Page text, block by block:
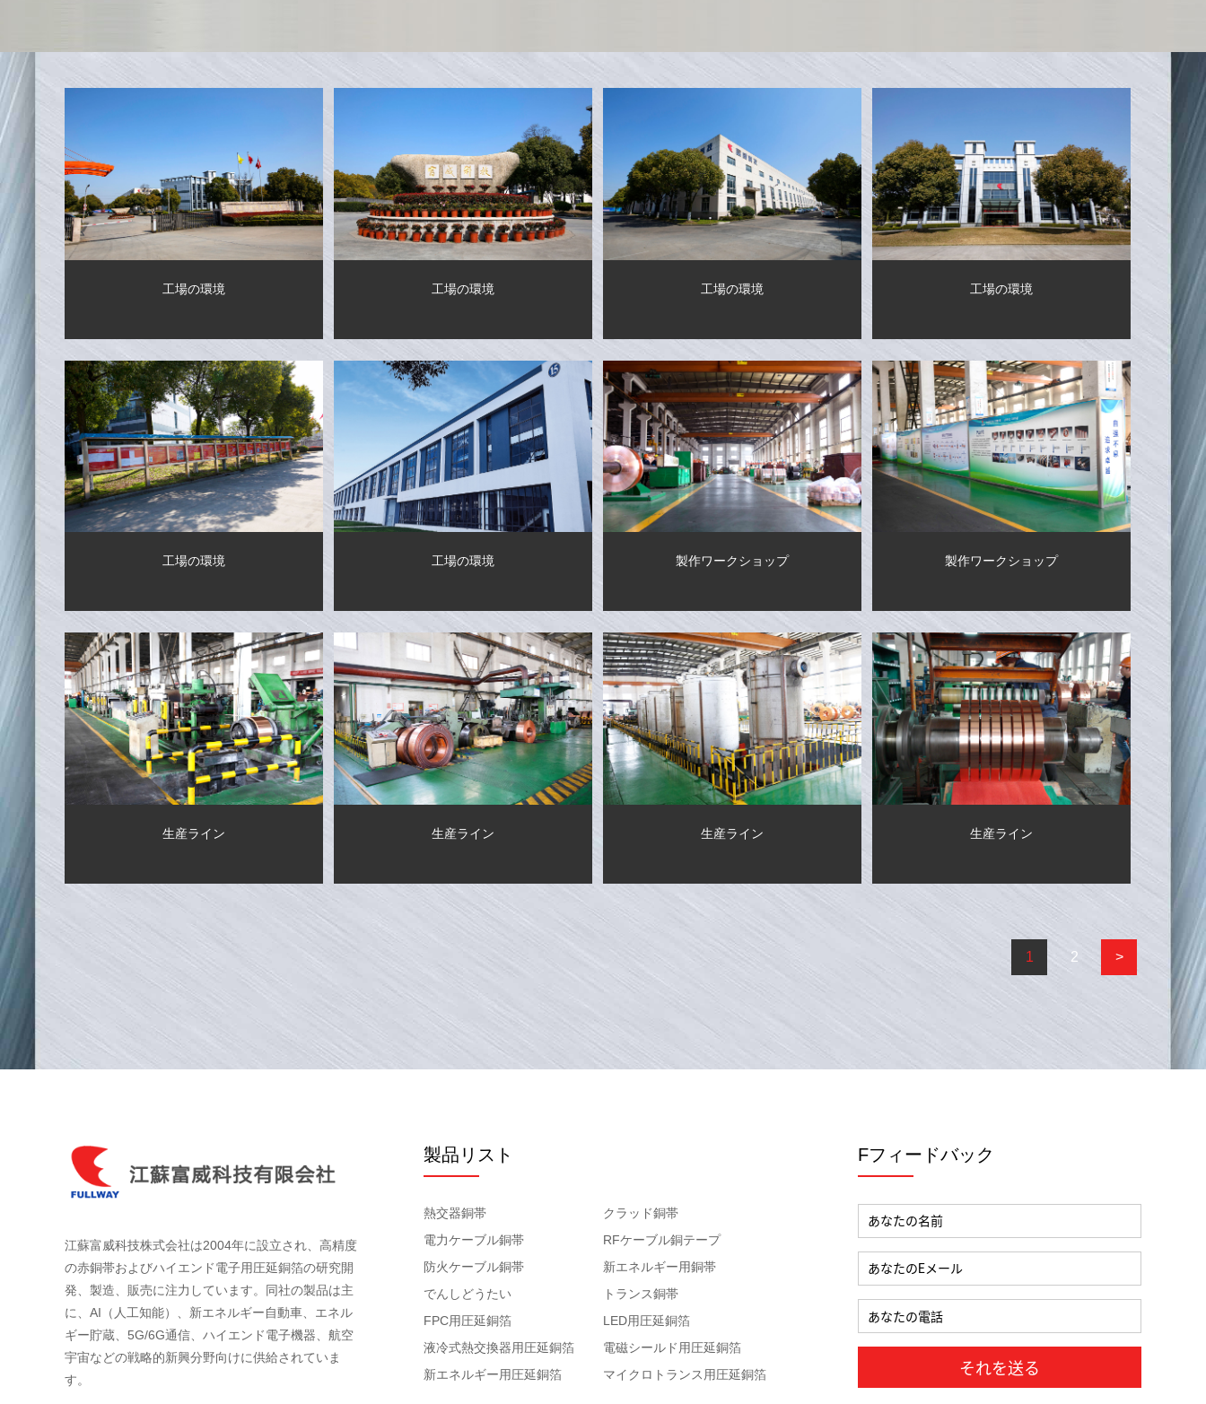
工場の環境 工場の環境 工場の環境 工場の環境
工場の環境 工場の環境 製作ワークショップ 製作ワークショップ
生産ライン 生産ライン 生産ライン 生産ライン
1 2 >
江蘇富威科技株式会社は2004年に設立され、高精度
の赤銅帯およびハイエンド電子用圧延銅箔の研究開
発、製造、販売に注力しています。同社の製品は主
に、AI（人工知能）、新エネルギー自動車、エネル
ギー貯蔵、5G/6G通信、ハイエンド電子機器、航空
宇宙などの戦略的新興分野向けに供給されていま
す。
製品リスト
熱交器銅帯
クラッド銅帯
電力ケーブル銅帯
RFケーブル銅テープ
防火ケーブル銅帯
新エネルギー用銅帯
でんしどうたい
トランス銅帯
FPC用圧延銅箔
LED用圧延銅箔
液冷式熱交換器用圧延銅箔
電磁シールド用圧延銅箔
新エネルギー用圧延銅箔
マイクロトランス用圧延銅箔
Fフィードバック